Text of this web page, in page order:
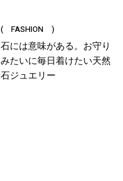
( FASHION )
石には意味がある。お守り
みたいに毎日着けたい天然
石ジュエリー